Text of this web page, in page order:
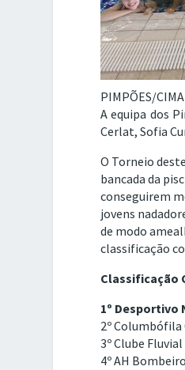
PIMPÕES/
A equipa dos
Cerlat, Sofia
O Torneio
bancada da
conseguirem
jovens
de modo
classificação
Classificação
1º Desportivo
2º Columbófila
3º Clube
4º AH